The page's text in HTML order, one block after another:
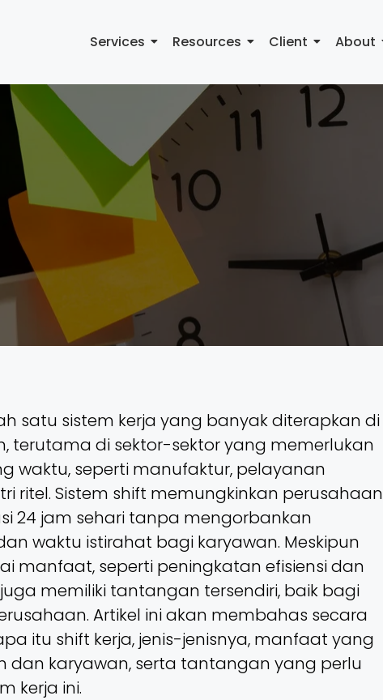
Services Resources Client About
satu sistem kerja yang banyak diterapkan di
terutama di sektor-sektor yang memerlukan
waktu, seperti manufaktur, pelayanan
ritel. Sistem shift memungkinkan perusahaan
24 jam sehari tanpa mengorbankan
waktu istirahat bagi karyawan. Meskipun
manfaat, seperti peningkatan efisiensi dan
memiliki tantangan tersendiri, baik bagi
Artikel ini akan membahas secara
itu shift kerja, jenis-jenisnya, manfaat yang
dan karyawan, serta tantangan yang perlu
kerja ini.